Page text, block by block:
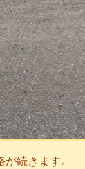
続きます。